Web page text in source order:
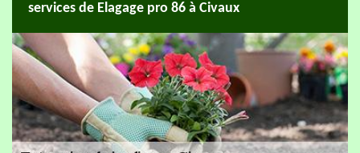
services de Elagage pro 86 à Civaux